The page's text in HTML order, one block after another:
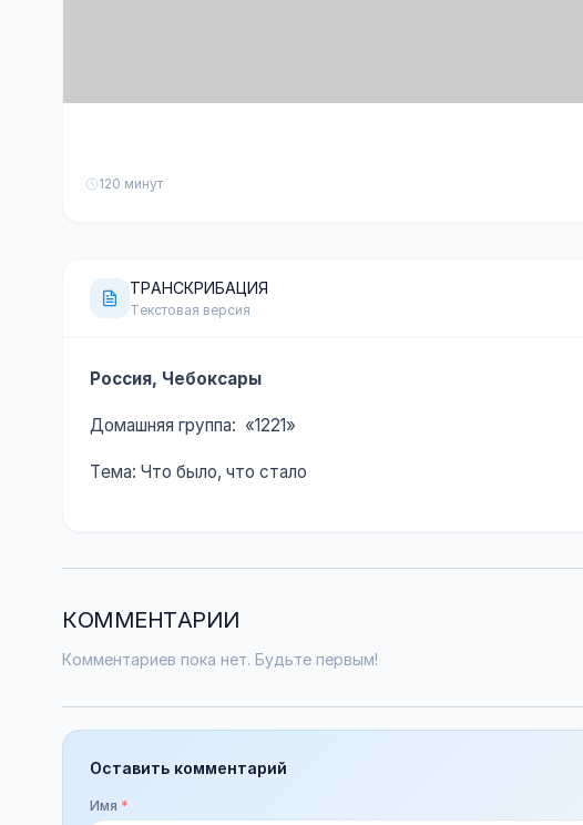
120 минут
ТРАНСКРИБАЦИЯ
Текстовая версия
Россия, Чебоксары
Домашняя группа: «1221»
Тема: Что было, что стало
КОММЕНТАРИИ
Комментариев пока нет. Будьте первым!
Оставить комментарий
Имя *